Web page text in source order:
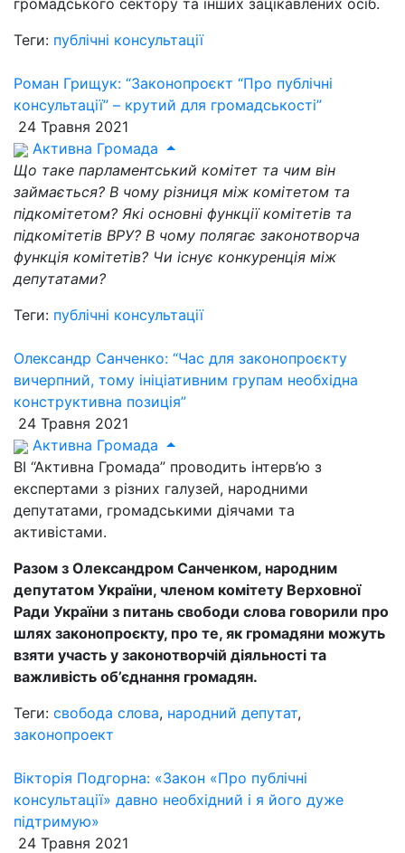
громадського сектору та інших зацікавлених осіб.
Теги: публічні консультації
Роман Грищук: “Законопроєкт “Про публічні
консультації” – крутий для громадськості”
24 Травня 2021
Активна Громада
Що таке парламентський комітет та чим він
займається? В чому різниця між комітетом та
підкомітетом? Які основні функції комітетів та
підкомітетів ВРУ? В чому полягає законотворча
функція комітетів? Чи існує конкуренція між
депутатами?
Теги: публічні консультації
Олександр Санченко: “Час для законопроєкту
вичерпний, тому ініціативним групам необхідна
конструктивна позиція”
24 Травня 2021
Активна Громада
ВІ “Активна Громада” проводить інтерв’ю з
експертами з різних галузей, народними
депутатами, громадськими діячами та
активістами.
Разом з Олександром Санченком, народним
депутатом України, членом комітету Верховної
Ради України з питань свободи слова говорили про
шлях законопроєкту, про те, як громадяни можуть
взяти участь у законотворчій діяльності та
важливість об’єднання громадян.
Теги: свобода слова, народний депутат,
законопроект
Вікторія Подгорна: «Закон «Про публічні
консультації» давно необхідний і я його дуже
підтримую»
24 Травня 2021